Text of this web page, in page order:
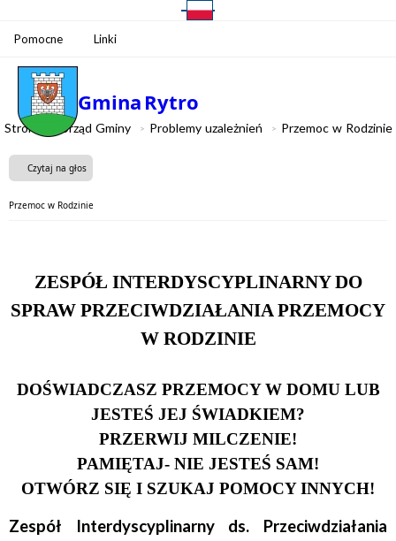
Pomocne Linki
Gmina Rytro
Strona Urząd Gminy Problemy uzależnień Przemoc w Rodzinie
Czytaj na głos
Przemoc w Rodzinie
ZESPÓŁ INTERDYSCYPLINARNY DO
SPRAW PRZECIWDZIAŁANIA PRZEMOCY
W RODZINIE
DOŚWIADCZASZ PRZEMOCY W DOMU LUB
JESTEŚ JEJ ŚWIADKIEM?
PRZERWIJ MILCZENIE!
PAMIĘTAJ- NIE JESTEŚ SAM!
OTWÓRZ SIĘ I SZUKAJ POMOCY INNYCH!
Zespół Interdyscyplinarny ds. Przeciwdziałania